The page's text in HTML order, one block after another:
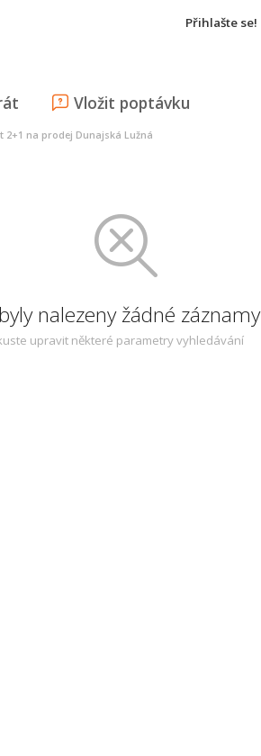
Přihlašte se!
Vložit poptávku
2+1 na prodej Dunajská Lužná
nalezeny žádné záznamy
upravit některé parametry vyhledávání